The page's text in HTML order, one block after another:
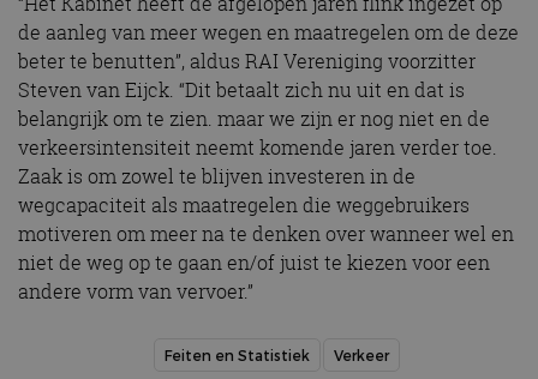
de aanleg van meer wegen en maatregelen om de deze
beter te benutten”, aldus RAI Vereniging voorzitter
Steven van Eijck. “Dit betaalt zich nu uit en dat is
belangrijk om te zien. maar we zijn er nog niet en de
verkeersintensiteit neemt komende jaren verder toe.
Zaak is om zowel te blijven investeren in de
wegcapaciteit als maatregelen die weggebruikers
motiveren om meer na te denken over wanneer wel en
niet de weg op te gaan en/of juist te kiezen voor een
andere vorm van vervoer.”
Feiten en Statistiek Verkeer